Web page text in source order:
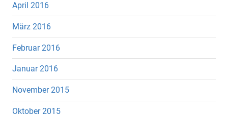
April 2016
März 2016
Februar 2016
Januar 2016
November 2015
Oktober 2015